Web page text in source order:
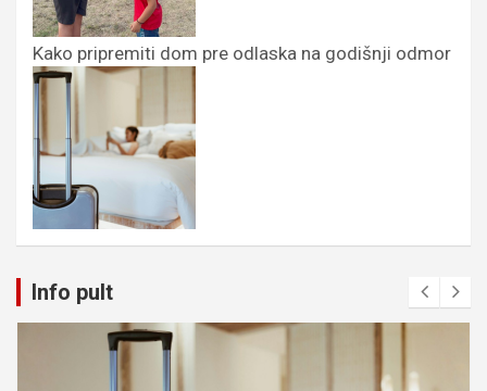
Kako pripremiti dom pre odlaska na godišnji odmor
Info pult